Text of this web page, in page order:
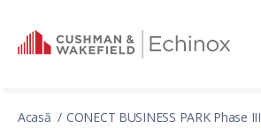
Acasă CONECT BUSINESS PARK Phase III